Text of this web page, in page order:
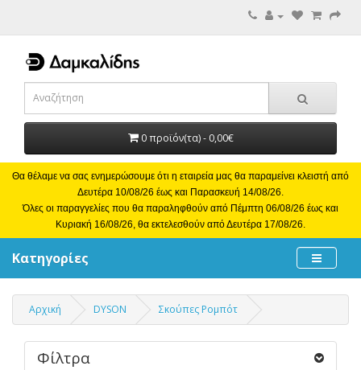
0 προϊόν(τα) - 0,00€
Θα θέλαμε να σας ενημερώσουμε ότι η εταιρεία μας θα παραμείνει κλειστή από
Δευτέρα 10/08/26 έως και Παρασκευή 14/08/26.
Όλες οι παραγγελίες που θα παραληφθούν από Πέμπτη 06/08/26 έως και
Κυριακή 16/08/26, θα εκτελεσθούν από Δευτέρα 17/08/26.
Κατηγορίες
Αρχική DYSON Σκούπες Ρομπότ
Φίλτρα